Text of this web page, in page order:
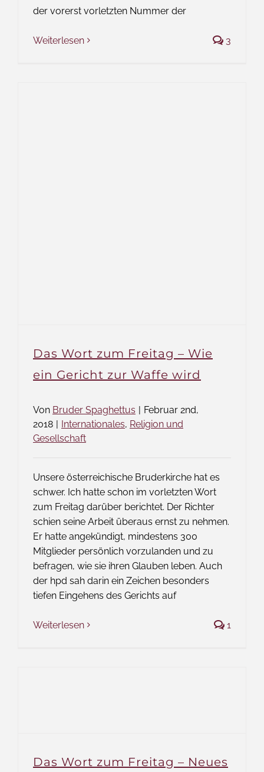
der vorerst vorletzten Nummer der
Weiterlesen 3
Das Wort zum Freitag – Wie
ein Gericht zur Waffe wird
Von Bruder Spaghettus | Februar 2nd,
2018 | Internationales, Religion und
Gesellschaft
Unsere österreichische Bruderkirche hat es
schwer. Ich hatte schon im vorletzten Wort
zum Freitag darüber berichtet. Der Richter
schien seine Arbeit überaus ernst zu nehmen.
Er hatte angekündigt, mindestens 300
Mitglieder persönlich vorzulanden und zu
befragen, wie sie ihren Glauben leben. Auch
der hpd sah darin ein Zeichen besonders
tiefen Eingehens des Gerichts auf
Weiterlesen 1
Das Wort zum Freitag – Neues